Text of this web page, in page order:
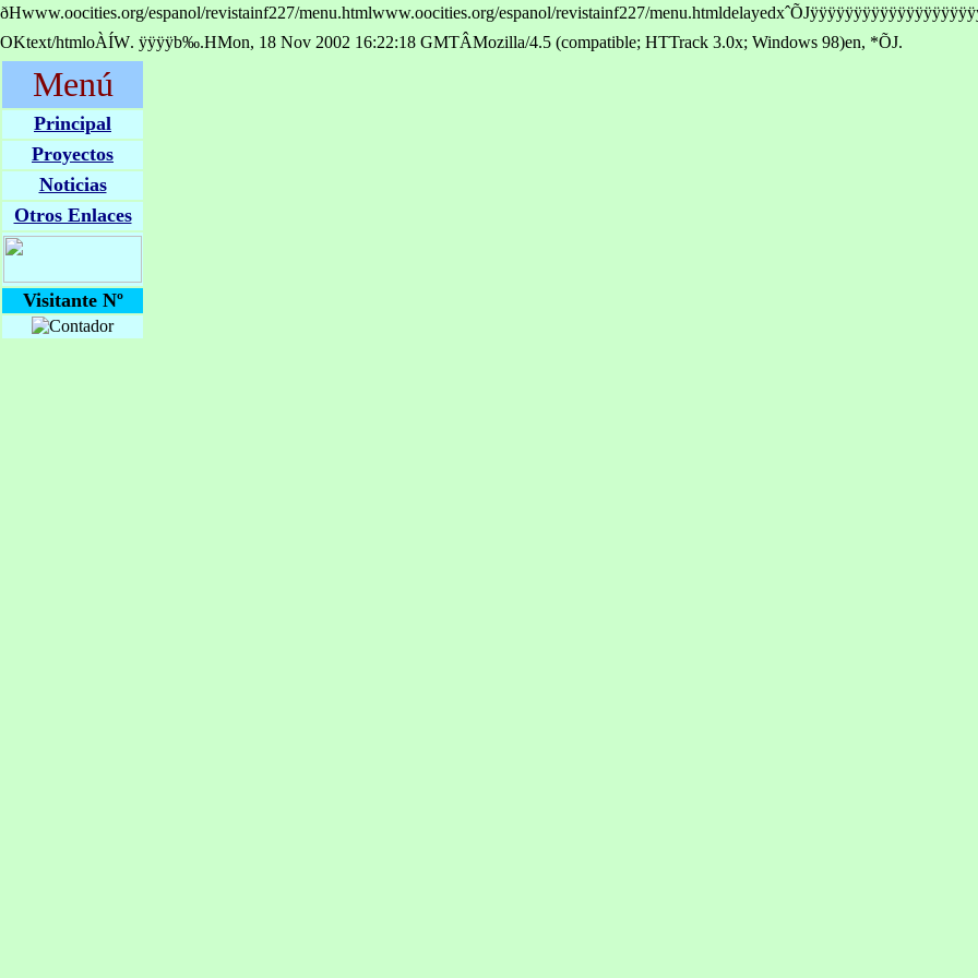
ðHwww.oocities.org/espanol/revistainf227/menu.htmlwww.oocities.org/espanol/revistainf227/
OKtext/htmloÀÍW. ÿÿÿÿb‰.HMon, 18 Nov 2002 16:22:18 GMTÂMozilla/4.5 (compatible; HTTrack 3.0x; Windows 98)en, *ÕJ.
Menú
Principal
Proyectos
Noticias
Otros Enlaces
Visitante Nº